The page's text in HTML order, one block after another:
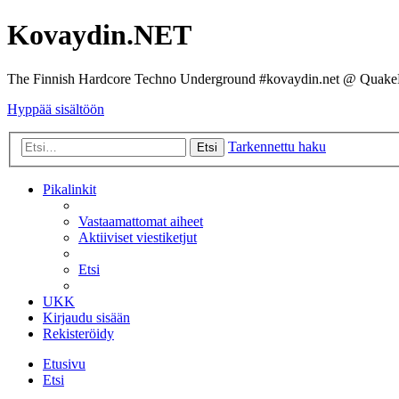
Kovaydin.NET
The Finnish Hardcore Techno Underground #kovaydin.net @
Hyppää sisältöön
Etsi Tarkennettu haku
Pikalinkit
Vastaamattomat aiheet
Aktiiviset viestiketjut
Etsi
UKK
Kirjaudu sisään
Rekisteröidy
Etusivu
Etsi